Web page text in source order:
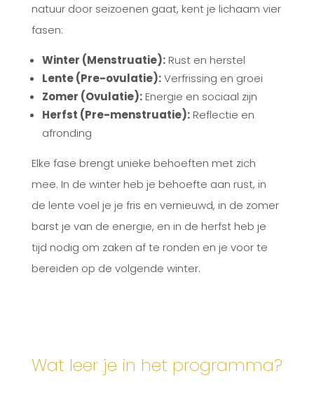
natuur door seizoenen gaat, kent je lichaam vier
fasen:
Winter (Menstruatie): Rust en herstel
Lente (Pre-ovulatie): Verfrissing en groei
Zomer (Ovulatie): Energie en sociaal zijn
Herfst (Pre-menstruatie): Reflectie en
afronding
Elke fase brengt unieke behoeften met zich
mee. In de winter heb je behoefte aan rust, in
de lente voel je je fris en vernieuwd, in de zomer
barst je van de energie, en in de herfst heb je
tijd nodig om zaken af te ronden en je voor te
bereiden op de volgende winter.
Wat leer je in het programma?